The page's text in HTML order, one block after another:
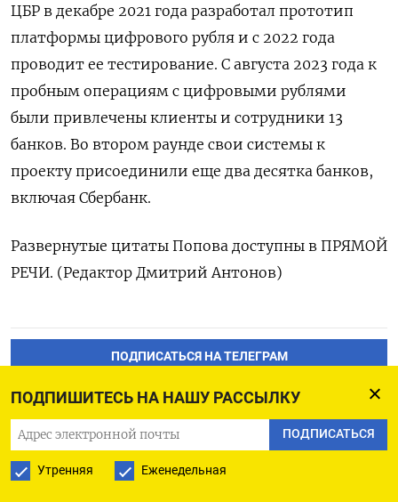
ПОДПИШИТЕСЬ НА НАШУ РАССЫЛКУ
ПОДПИСАТЬСЯ
Утренняя Еженедельная
ЦБР в декабре 2021 года разработал прототип
платформы цифрового рубля и с 2022 года
проводит ее тестирование. С августа 2023 года к
пробным операциям с цифровыми рублями
были привлечены клиенты и сотрудники 13
банков. Во втором раунде свои системы к
проекту присоединили еще два десятка банков,
включая Сбербанк.
Развернутые цитаты Попова доступны в ПРЯМОЙ
РЕЧИ. (Редактор Дмитрий Антонов)
ПОДПИСАТЬСЯ НА ТЕЛЕГРАМ
ПОДПИСАТЬСЯ В GOOGLE